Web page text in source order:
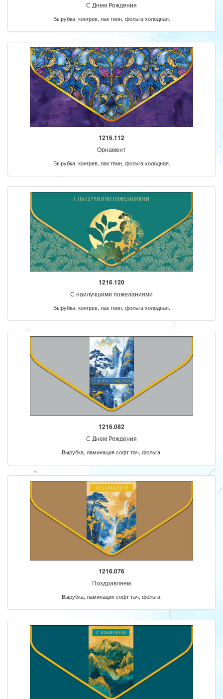
С Днем Рождения
Вырубка, конгрев, лак твин, фольга холодная.
1216.112
Орнамент
Вырубка, конгрев, лак твин, фольга холодная.
1216.120
С наилучшими пожеланиями
Вырубка, конгрев, лак твин, фольга холодная.
1216.082
С Днем Рождения
Вырубка, ламинация софт тач, фольга.
1216.076
Поздравляем
Вырубка, ламинация софт тач, фольга.